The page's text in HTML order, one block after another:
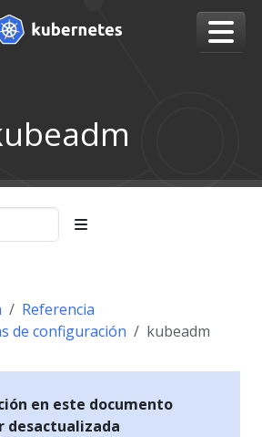
Referencia
de configuración
kubeadm
en este documento
desactualizada